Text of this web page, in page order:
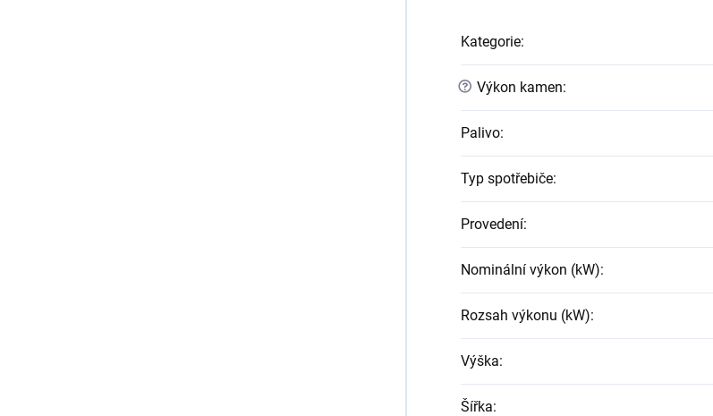
Kategorie:
? Výkon kamen:
Palivo:
Typ spotřebiče:
Provedení:
Nominální výkon (kW):
Rozsah výkonu (kW):
Výška:
Šířka: